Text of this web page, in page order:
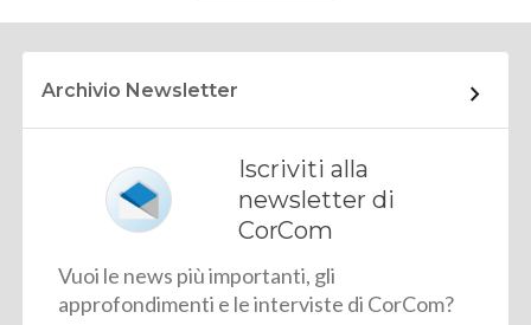
Archivio Newsletter
Iscriviti alla
newsletter di
CorCom
Vuoi le news più importanti, gli
approfondimenti e le interviste di CorCom?